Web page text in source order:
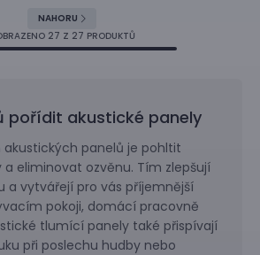
NAHORU
27 Z 27 PRODUKTŮ
pořídit akustické panely
panelů je pohltit
a eliminovat ozvěnu. Tím zlepšují
a vytvářejí pro vás příjemnější
pokoji, domácí pracovně
tlumící panely také přispívají
při poslechu hudby nebo